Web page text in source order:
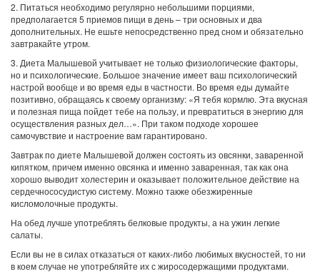
2. Питаться необходимо регулярно небольшими порциями,
предполагается 5 приемов пищи в день – три основных и два
дополнительных. Не ешьте непосредственно пред сном и обязательно
завтракайте утром.
3. Диета Малышевой учитывает не только физиологические факторы,
но и психологические. Большое значение имеет ваш психологический
настрой вообще и во время еды в частности. Во время еды думайте
позитивно, обращаясь к своему организму: «Я тебя кормлю. Эта вкусная
и полезная пища пойдет тебе на пользу, и превратиться в энергию для
осуществления разных дел…». При таком подходе хорошее
самочувствие и настроение вам гарантировано.
Завтрак по диете Малышевой должен состоять из овсянки, заваренной
кипятком, причем именно овсянка и именно заваренная, так как она
хорошо выводит холестерин и оказывает положительное действие на
сердечнососудистую систему. Можно также обезжиренные
кисломолочные продукты.
На обед лучше употреблять белковые продукты, а на ужин легкие
салаты.
Если вы не в силах отказаться от каких-либо любимых вкусностей, то ни
в коем случае не употребляйте их с жиросодержащими продуктами.